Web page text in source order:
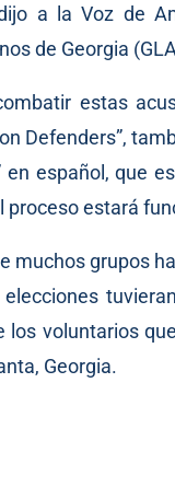
a la Voz de
de Georgia
estas
Defenders”,
en español, que
proceso estará
muchos grupos
los voluntarios
Georgia.